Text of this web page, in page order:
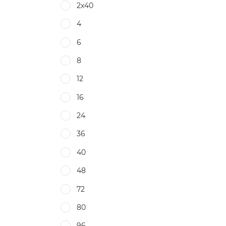
2х40
4
6
8
12
16
24
36
40
48
72
80